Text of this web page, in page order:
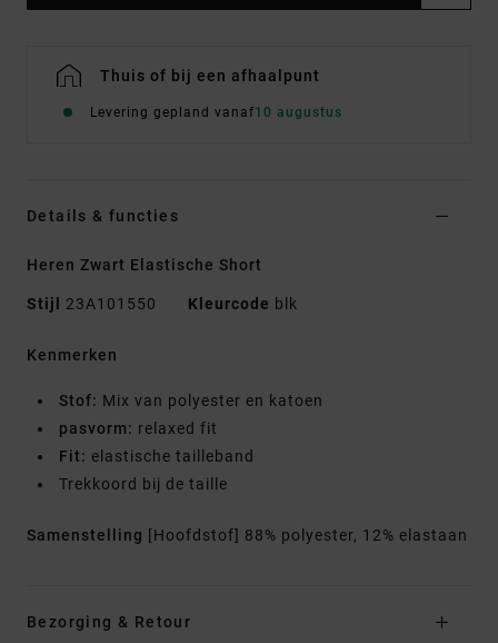
Thuis of bij een afhaalpunt
Levering gepland vanaf10 augustus
Details & functies
Heren Zwart Elastische Short
Stijl 23A101550 Kleurcode blk
Kenmerken
Stof: Mix van polyester en katoen
pasvorm: relaxed fit
Fit: elastische tailleband
Trekkoord bij de taille
Samenstelling [Hoofdstof] 88% polyester, 12% elastaan
Bezorging & Retour